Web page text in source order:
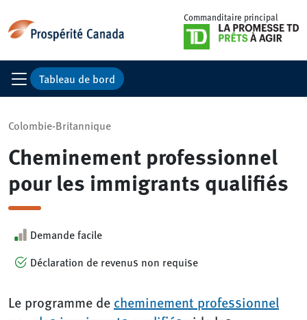
Commanditaire principal
Tableau de bord
Colombie-Britannique
Cheminement professionnel
pour les immigrants qualifiés
Demande facile
Déclaration de revenus non requise
Le programme de cheminement professionnel